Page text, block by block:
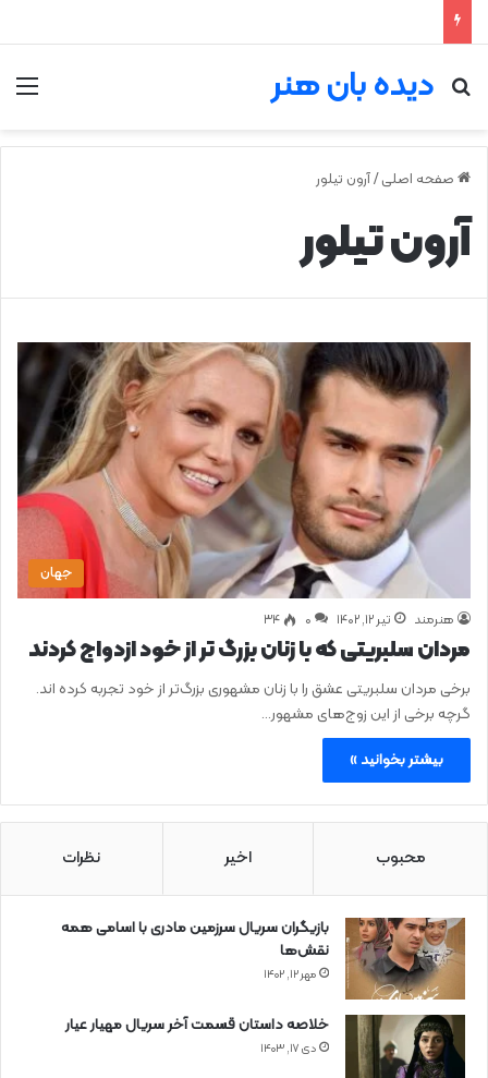
دیده بان هنر
جستجو برای
صفحه اصلی /آرون تیلور
آرون تیلور
جهان
هنرمند تیر ۱۲, ۱۴۰۲ 0 ۳۴
مردان سلبریتی که با زنان بزرگ تر از خود ازدواج کردند
برخی مردان سلبریتی عشق را با زنان مشهوری بزرگ‌تر از خود تجربه کرده اند.
گرچه برخی از این زوج‌های مشهور…
بیشتر بخوانید »
محبوب اخیر نظرات
بازیگران سریال سرزمین مادری با اسامی همه
نقش‌ها
مهر ۱۲, ۱۴۰۲
خلاصه داستان قسمت آخر سریال مهیار عیار
دی ۱۷, ۱۴۰۳